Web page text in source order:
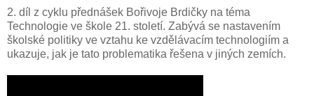
2. díl z cyklu přednášek Bořivoje Brdičky na téma
Technologie ve škole 21. století. Zabývá se nastavením
školské politiky ve vztahu ke vzdělávacím technologiím a
ukazuje, jak je tato problematika řešena v jiných zemích.